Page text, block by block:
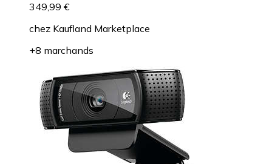
349,99 €
chez Kaufland Marketplace
+8 marchands